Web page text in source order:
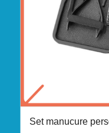
Set manucure